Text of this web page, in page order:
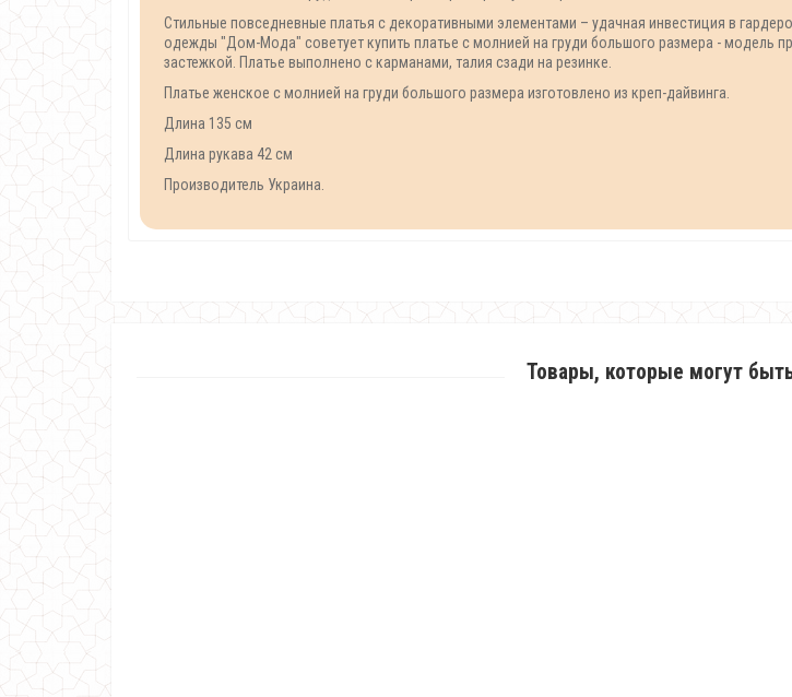
Стильные повседневные платья с декоративными элементами – удачная инвестиция в
одежды "Дом-Мода" советует купить платье с молнией на груди большого размера - модель
застежкой. Платье выполнено с карманами, талия сзади на резинке.
Платье женское с молнией на груди большого размера изготовлено из креп-дайвинга.
Длина 135 см
Длина рукава 42 см
Производитель Украина.
Товары, которые могут